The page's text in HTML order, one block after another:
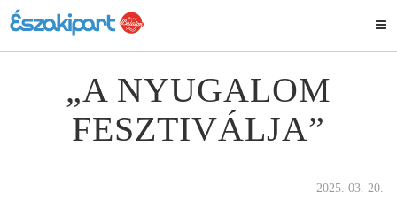
„A NYUGALOM
FESZTIVÁLJA”
2025. 03. 20.